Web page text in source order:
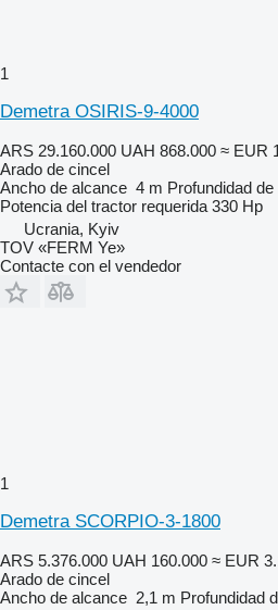
1
Demetra OSIRIS-9-4000
ARS 29.160.000 UAH 868.000 ≈ EUR
Arado de cincel
Ancho de alcance 4 m Profundidad
Potencia del tractor requerida 330 Hp
Ucrania, Kyiv
TOV «FERM Ye»
Contacte con el vendedor
1
Demetra SCORPIO-3-1800
ARS 5.376.000 UAH 160.000 ≈ EUR
Arado de cincel
Ancho de alcance 2,1 m Profundidad